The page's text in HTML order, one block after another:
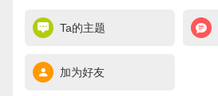
Ta的主题
加为好友